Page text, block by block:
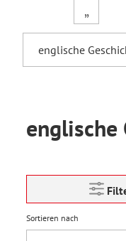
„
englische
Sortieren nach